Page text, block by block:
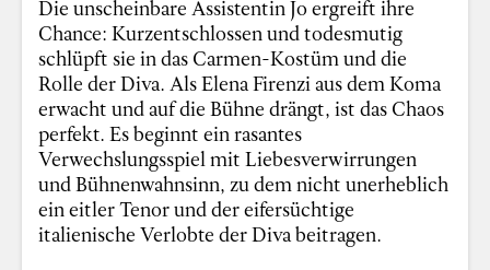
Die unscheinbare Assistentin Jo ergreift ihre
Chance: Kurzentschlossen und todesmutig
schlüpft sie in das Carmen-Kostüm und die
Rolle der Diva. Als Elena Firenzi aus dem Koma
erwacht und auf die Bühne drängt, ist das Chaos
perfekt. Es beginnt ein rasantes
Verwechslungsspiel mit Liebesverwirrungen
und Bühnenwahnsinn, zu dem nicht unerheblich
ein eitler Tenor und der eifersüchtige
italienische Verlobte der Diva beitragen.